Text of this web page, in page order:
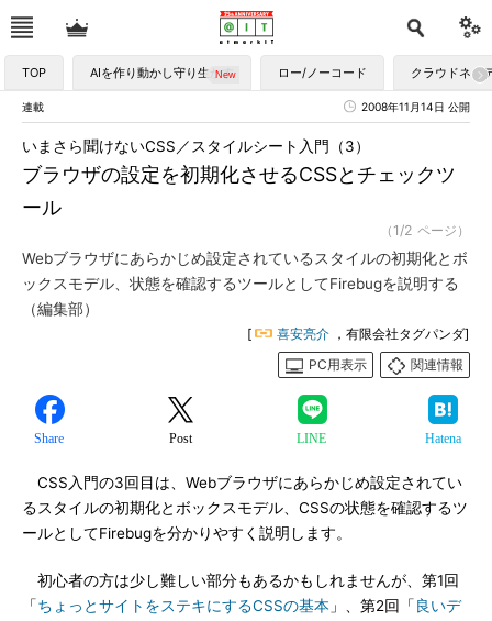
TOP AIを作り動かし守り生かす ロー/ノーコード クラウドネイ
連載 2008年11月14日 公開
ブラウザの設定を初期化させるCSSとチェックツ
ール
いまさら聞けないCSS／スタイルシート入門（3）
（1/2 ページ）
Webブラウザにあらかじめ設定されているスタイルの初期化とボ
ックスモデル、状態を確認するツールとしてFirebugを説明する
（編集部）
[ 喜安亮介 ，有限会社タグパンダ]
PC用表示
関連情報
Share Post LINE Hatena
CSS入門の3回目は、Webブラウザにあらかじめ設定されてい
るスタイルの初期化とボックスモデル、CSSの状態を確認するツ
ールとしてFirebugを分かりやすく説明します。
初心者の方は少し難しい部分もあるかもしれませんが、第1回
「ちょっとサイトをステキにするCSSの基本 」、第2回「 良いデ